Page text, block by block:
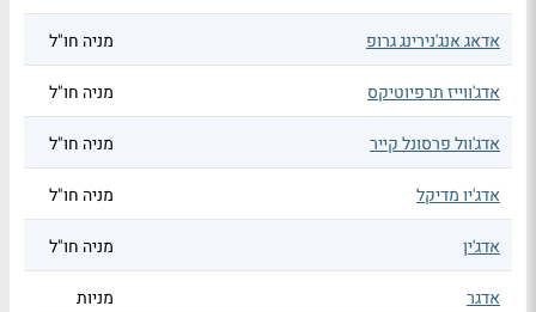
אדאג אנג'נירינג גרופ מניה חו"ל
אדג'ווייז תרפיוטיקס מניה חו"ל
אדג'וול פרסונל קייר מניה חו"ל
אדג'יו מדיקל מניה חו"ל
אדג'ין מניה חו"ל
אדגר מניות